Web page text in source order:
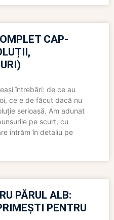
CAP-
întrebări: de ce au
ce e de făcut dacă nu
serioasă. Am adunat
pe scurt, cu
intrăm în detaliu pe
PĂRUL ALB:
PENTRU